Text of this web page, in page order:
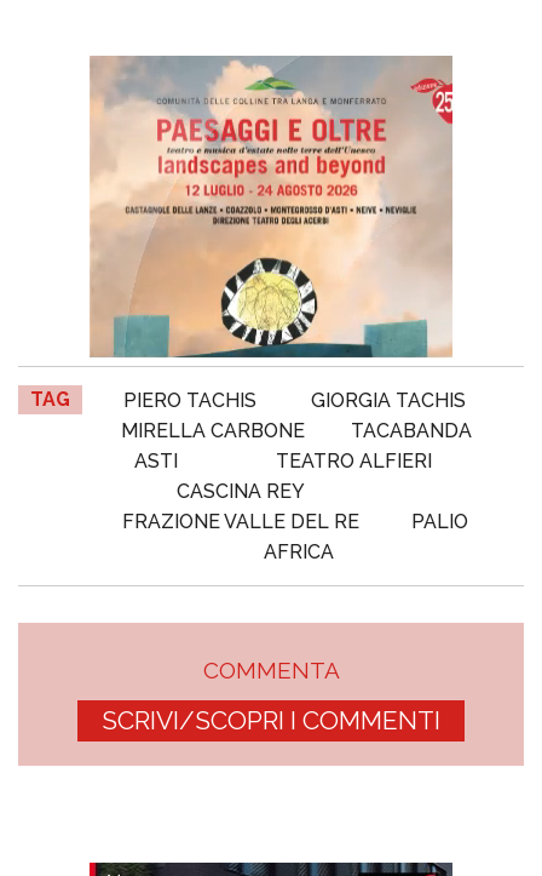
TAG PIERO TACHIS
GIORGIA TACHIS
MIRELLA CARBONE
TACABANDA
ASTI
TEATRO ALFIERI
CASCINA REY
FRAZIONE VALLE DEL RE
PALIO
AFRICA
COMMENTA
SCRIVI/SCOPRI I COMMENTI